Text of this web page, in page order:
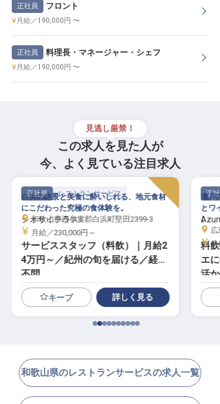
正社員 フロント
月給／190,000円 〜
正社員 料理長・マネージャー・シェフ
月給／190,000円 〜
見逃し厳禁！
この求人を見た人が
今、よく見ている注目求人
正社員 レストランサービス
シオサイテラス
サービススタッフ（料飲）｜月給2
4万円～／紀州の旬を届ける／経験
不問
白浜の絶景と美食に酔いしれる、地元食材
にこだわった究極の食体験を。
和歌山県西牟婁郡白浜町堅田2399-3
月給／230,000円～
キープ 詳しく見る
正社
料
エ
活
瀬戸
とワ
。
月
和歌山県のレストランサービスの求人一覧